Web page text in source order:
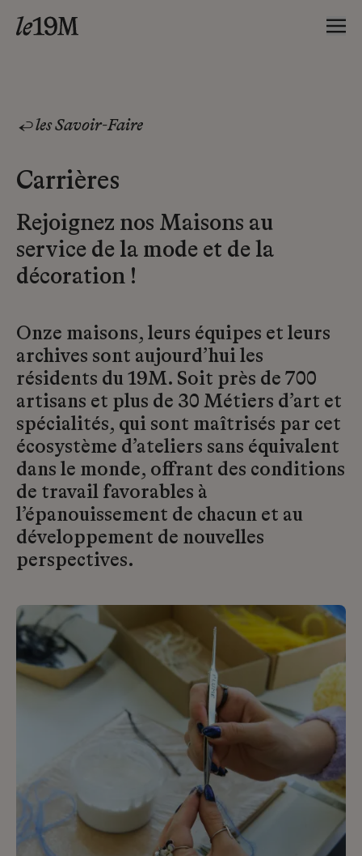
les Savoir-Faire
Carrières
Rejoignez nos Maisons au
service de la mode et de la
décoration !
Onze maisons, leurs équipes et leurs
archives sont aujourd’hui les
résidents du 19M. Soit près de 700
artisans et plus de 30 Métiers d’art et
spécialités, qui sont maîtrisés par cet
écosystème d’ateliers sans équivalent
dans le monde, offrant des conditions
de travail favorables à
l’épanouissement de chacun et au
développement de nouvelles
perspectives.